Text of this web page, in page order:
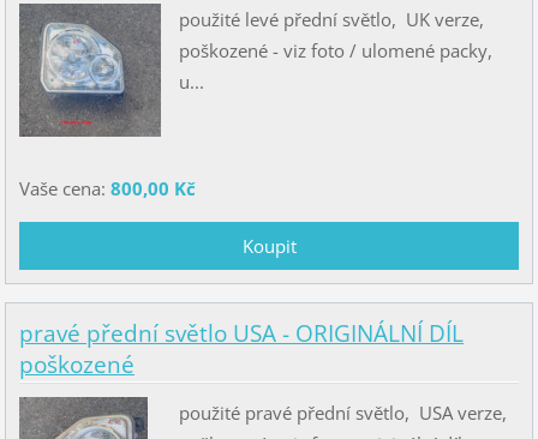
použité levé přední světlo, UK verze,
poškozené - viz foto / ulomené packy,
u...
Vaše cena: 800,00 Kč
pravé přední světlo USA - ORIGINÁLNÍ DÍL
poškozené
použité pravé přední světlo, USA verze,